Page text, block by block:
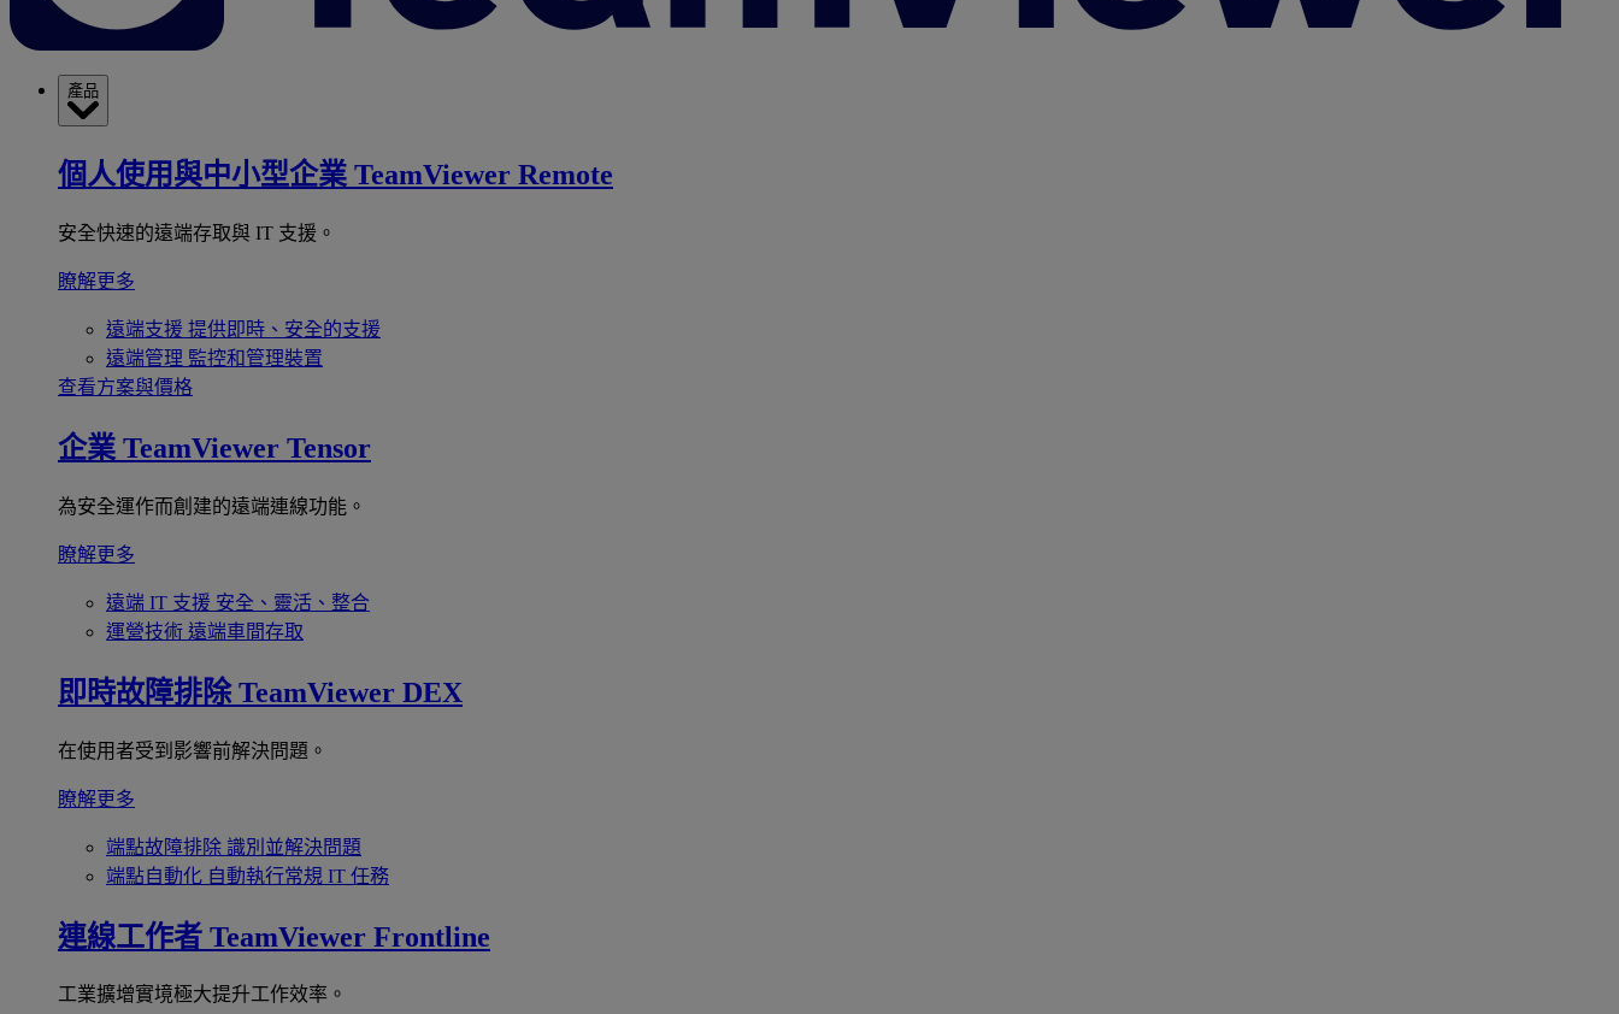
產品
個人使用與中小型企業 TeamViewer Remote
安全快速的遠端存取與 IT 支援。
瞭解更多
遠端支援 提供即時、安全的支援
遠端管理 監控和管理裝置
查看方案與價格
企業 TeamViewer Tensor
為安全運作而創建的遠端連線功能。
瞭解更多
遠端 IT 支援 安全、靈活、整合
運營技術 遠端車間存取
即時故障排除 TeamViewer DEX
在使用者受到影響前解決問題。
瞭解更多
端點故障排除 識別並解決問題
端點自動化 自動執行常規 IT 任務
連線工作者 TeamViewer Frontline
工業擴增實境極大提升工作效率。